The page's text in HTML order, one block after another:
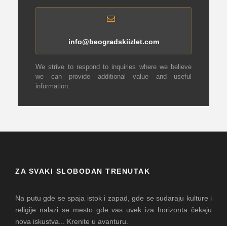
info@beogradskiizlet.com
We strive to respond to inquiries where we believe
we can provide additional value and useful
information.
ZA SVAKI SLOBODAN TRENUTAK
Na putu gde se spaja istok i zapad, gde se sudaraju kulture i
religije nalazi se mesto gde vas uvek iza horizonta čekaju
nova iskustva... Krenite u avanturu.